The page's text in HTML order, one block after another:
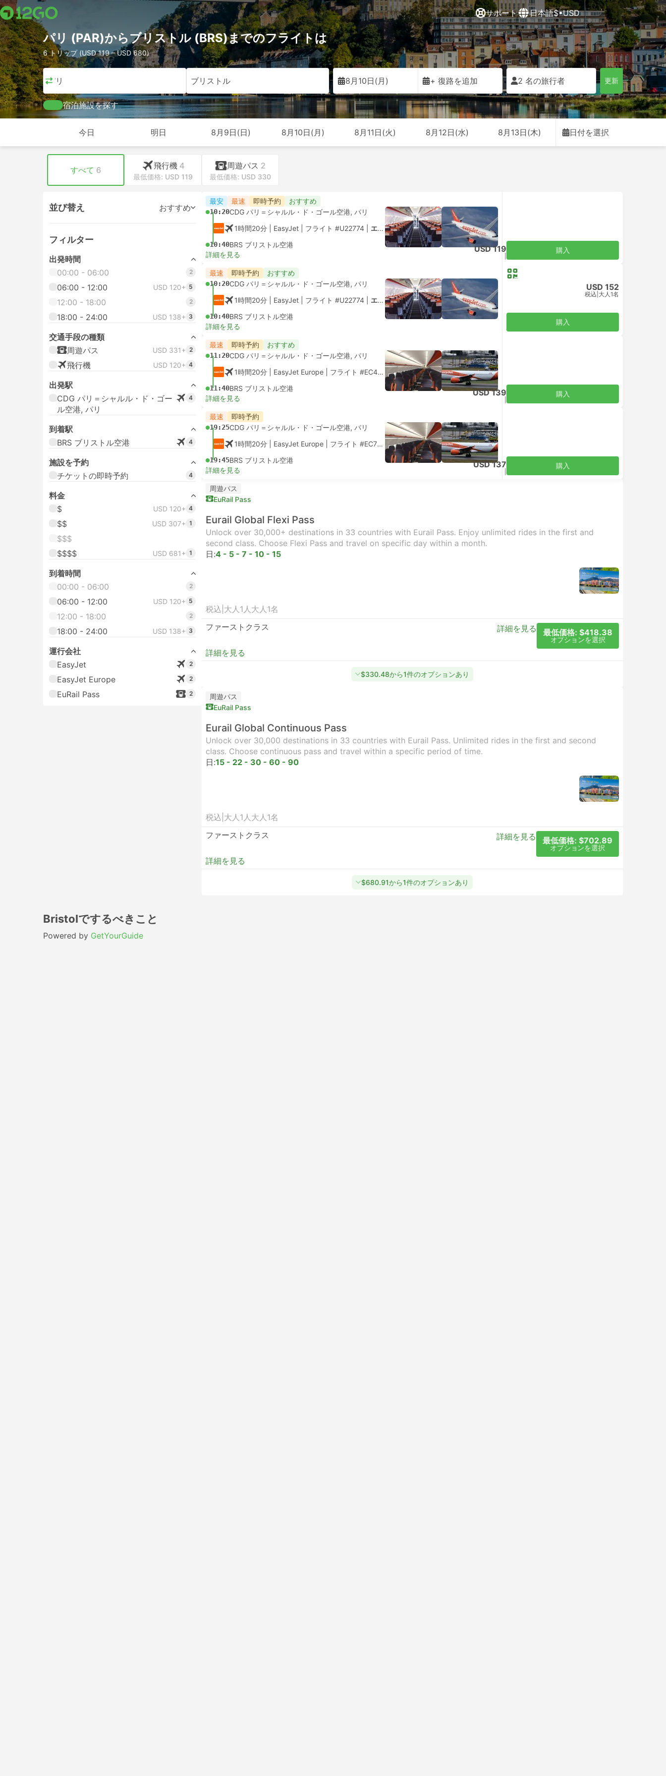
サポート 日本語$•USD
パリ (PAR)からブリストル (BRS)までのフライトは
6 トリップ (USD 119 – USD 680)
パリ ブリストル 8月10日(月) + 復路を追加 2 名の旅行者 更新
宿泊施設を探す
今日 明日 8月9日(日) 8月10日(月) 8月11日(火) 8月12日(水) 8月13日(木) 日付を選択
すべて 6 飛行機 4
最低価格: USD 119
周遊パス 2
最低価格: USD 330
並び替え おすすめ
フィルター
出発時間
00:00 - 06:00
2
06:00 - 12:00 USD 120+ 5
12:00 - 18:00 2
18:00 - 24:00 USD 138+ 3
交通手段の種類
周遊パス
USD 331+ 2
飛行機 USD 120+ 4
出発駅
CDG パリ＝シャルル・ド・ゴー
ル空港, パリ
4
到着駅
BRS ブリストル空港
4
施設を予約
チケットの即時予約
4
料金
$
USD 120+ 4
$$ USD 307+ 1
$$$
$$$$
USD 681+ 1
到着時間
00:00 - 06:00
2
06:00 - 12:00 USD 120+ 5
12:00 - 18:00 2
18:00 - 24:00 USD 138+ 3
運行会社
EasyJet
2
EasyJet Europe 2
EuRail Pass 2
最安 最速 即時予約 おすすめ
10:20CDG パリ＝シャルル・ド・ゴール空港, パリ
1時間20分 | EasyJet フライト #U22774 エコノミー
10:40BRS ブリストル空港
詳細を見る
USD 119 購入
最速 即時予約 おすすめ
10:20CDG パリ＝シャルル・ド・ゴール空港, パリ
1時間20分 | EasyJet フライト #U22774 エコノミー
10:40BRS ブリストル空港
詳細を見る
USD 152
税込 大人1名
購入
最速 即時予約 おすすめ
11:20CDG パリ＝シャルル・ド・ゴール空港, パリ
1時間20分 | EasyJet Europe フライト #EC4639 |エコノミー
11:40BRS ブリストル空港
詳細を見る
USD 139 購入
最速 即時予約
19:25CDG パリ＝シャルル・ド・ゴール空港, パリ
1時間20分 | EasyJet Europe フライト #EC7074 |エコノミー
19:45BRS ブリストル空港
詳細を見る
USD 137 購入
周遊パス
EuRail Pass
Eurail Global Flexi Pass
Unlock over 30,000+ destinations in 33 countries with Eurail Pass. Enjoy unlimited rides in the first and
second class. Choose Flexi Pass and travel on specific day within a month.
日:4 - 5 - 7 - 10 - 15
税込 大人1人 大人1名
ファーストクラス
詳細を見る 最低価格: $418.38
オプションを選択
詳細を見る
$330.48から1件のオプションあり
周遊パス
EuRail Pass
Eurail Global Continuous Pass
Unlock over 30,000 destinations in 33 countries with Eurail Pass. Unlimited rides in the first and second
class. Choose continuous pass and travel within a specific period of time.
日:15 - 22 - 30 - 60 - 90
税込 大人1人 大人1名
ファーストクラス
詳細を見る 最低価格: $702.89
オプションを選択
詳細を見る
$680.91から1件のオプションあり
Bristolでするべきこと
Powered by GetYourGuide